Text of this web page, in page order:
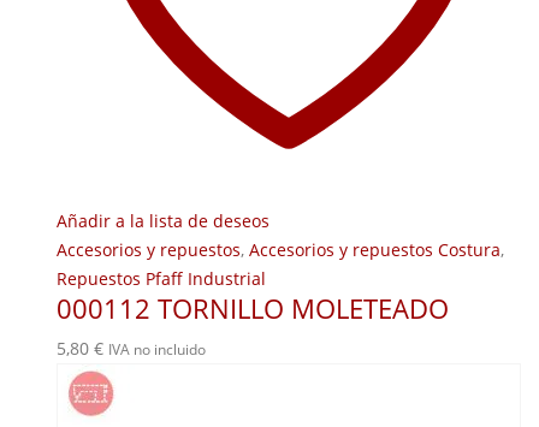
Añadir a la lista de deseos
Accesorios y repuestos, Accesorios y repuestos Costura,
Repuestos Pfaff Industrial
000112 TORNILLO MOLETEADO
5,80 € IVA no incluido